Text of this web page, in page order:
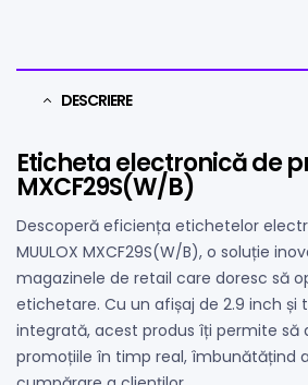
DESCRIERE
Eticheta electronică de
MXCF29S(W/B)
Descoperă eficiența etichetelor
MUULOX MXCF29S(W/B), o soluție
magazinele de retail care doresc să
etichetare. Cu un afișaj de 2.9 inch și
integrată, acest produs îți permite să
promoțiile în timp real, îmbunătățind